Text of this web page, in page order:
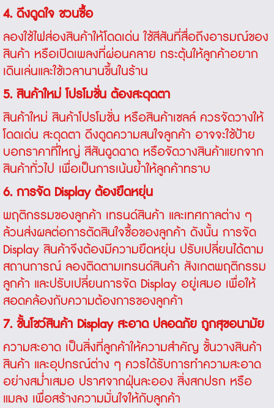
4. ดึงดูดใจ ชวนซื้อ
ลองใช้ไฟส่องสินค้าให้โดดเด่น ใช้สีสันที่สื่อถึงอารมณ์ของ
สินค้า หรือเปิดเพลงที่ผ่อนคลาย กระตุ้นให้ลูกค้าอยาก
เดินเล่นและใช้เวลานานขึ้นในร้าน
5. สินค้าใหม่ โปรโมชั่น ต้องสะดุดตา
สินค้าใหม่ สินค้าโปรโมชั่น หรือสินค้าเซลล์ ควรจัดวางให้
โดดเด่น สะดุดตา ดึงดูดความสนใจลูกค้า อาจจะใช้ป้าย
บอกราคาที่ใหญ่ สีสันฉูดฉาด หรือจัดวางสินค้าแยกจาก
สินค้าทั่วไป เพื่อเป็นการเน้นย้ำให้ลูกค้าทราบ
6. การจัด Display ต้องยืดหยุ่น
พฤติกรรมของลูกค้า เทรนด์สินค้า และเทศกาลต่าง ๆ
ล้วนส่งผลต่อการตัดสินใจซื้อของลูกค้า ดังนั้น การจัด
Display สินค้าจึงต้องมีความยืดหยุ่น ปรับเปลี่ยนได้ตาม
สถานการณ์ ลองติดตามเทรนด์สินค้า สังเกตพฤติกรรม
ลูกค้า และปรับเปลี่ยนการจัด Display อยู่เสมอ เพื่อให้
สอดคล้องกับความต้องการของลูกค้า
7. ชั้นโชว์สินค้า Display สะอาด ปลอดภัย ถูกสุขอนามัย
ความสะอาด เป็นสิ่งที่ลูกค้าให้ความสำคัญ ชั้นวางสินค้า
สินค้า และอุปกรณ์ต่าง ๆ ควรได้รับการทำความสะอาด
อย่างสม่ำเสมอ ปราศจากฝุ่นละออง สิ่งสกปรก หรือ
แมลง เพื่อสร้างความมั่นใจให้กับลูกค้า